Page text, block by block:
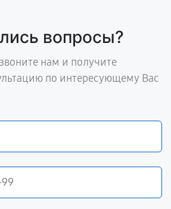
вопросы?
нам и получите
по интересующему Вас